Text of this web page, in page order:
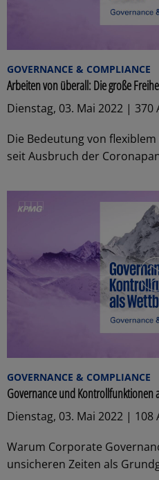
GOVERNANCE & COMPLIANCE
Arbeiten von überall: Die große
Dienstag, 03. Mai 2022 | 370
Die Bedeutung von
seit Ausbruch der
GOVERNANCE & COMPLIANCE
Governance und Kontrollfunktionen
Dienstag, 03. Mai 2022 | 108
Warum Corporate
unsicheren Zeiten als